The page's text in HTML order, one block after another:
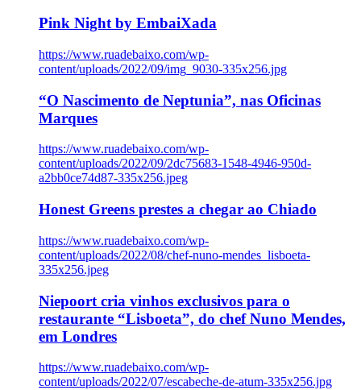
Pink Night by EmbaiXada
https://www.ruadebaixo.com/wp-
content/uploads/2022/09/img_9030-335x256.jpg
“O Nascimento de Neptunia”, nas Oficinas
Marques
https://www.ruadebaixo.com/wp-
content/uploads/2022/09/2dc75683-1548-4946-950d-
a2bb0ce74d87-335x256.jpeg
Honest Greens prestes a chegar ao Chiado
https://www.ruadebaixo.com/wp-
content/uploads/2022/08/chef-nuno-mendes_lisboeta-
335x256.jpeg
Niepoort cria vinhos exclusivos para o
restaurante “Lisboeta”, do chef Nuno Mendes,
em Londres
https://www.ruadebaixo.com/wp-
content/uploads/2022/07/escabeche-de-atum-335x256.jpg